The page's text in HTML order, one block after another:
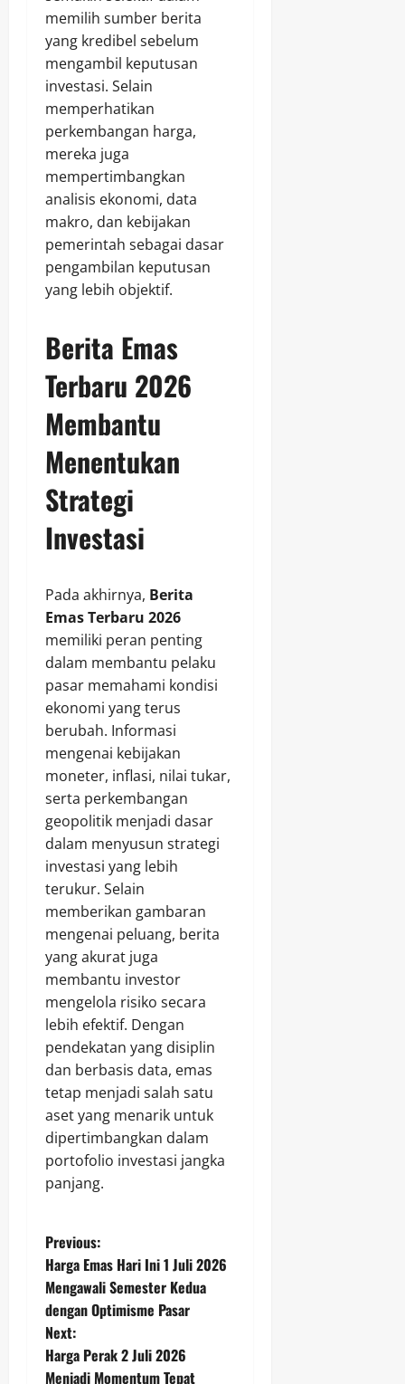
memilih sumber berita
yang kredibel sebelum
mengambil keputusan
investasi. Selain
memperhatikan
perkembangan harga,
mereka juga
mempertimbangkan
analisis ekonomi, data
makro, dan kebijakan
pemerintah sebagai dasar
pengambilan keputusan
yang lebih objektif.
Berita Emas
Terbaru 2026
Membantu
Menentukan
Strategi
Investasi
Pada akhirnya, Berita
Emas Terbaru 2026
memiliki peran penting
dalam membantu pelaku
pasar memahami kondisi
ekonomi yang terus
berubah. Informasi
mengenai kebijakan
moneter, inflasi, nilai tukar,
serta perkembangan
geopolitik menjadi dasar
dalam menyusun strategi
investasi yang lebih
terukur. Selain
memberikan gambaran
mengenai peluang, berita
yang akurat juga
membantu investor
mengelola risiko secara
lebih efektif. Dengan
pendekatan yang disiplin
dan berbasis data, emas
tetap menjadi salah satu
aset yang menarik untuk
dipertimbangkan dalam
portofolio investasi jangka
panjang.
P
o
s
t
Previous:
Harga Emas Hari Ini 1 Juli 2026
Mengawali Semester Kedua
dengan Optimisme Pasar
Next:
Harga Perak 2 Juli 2026
Menjadi Momentum Tepat